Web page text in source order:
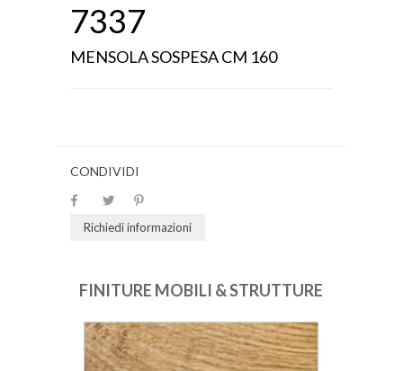
7337
MENSOLA SOSPESA CM 160
CONDIVIDI
Richiedi informazioni
FINITURE MOBILI & STRUTTURE